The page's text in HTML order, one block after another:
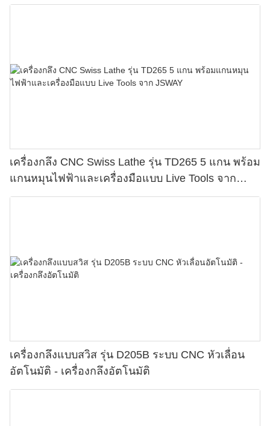
เครื่องกลึง CNC Swiss Lathe รุ่น TD265 5 แกน พร้อม
แกนหมุนไฟฟ้าและเครื่องมือแบบ Live Tools จาก
JSWAY
เครื่องกลึงแบบสวิส รุ่น D205B ระบบ CNC หัวเลื่อน
อัตโนมัติ - เครื่องกลึงอัตโนมัติ